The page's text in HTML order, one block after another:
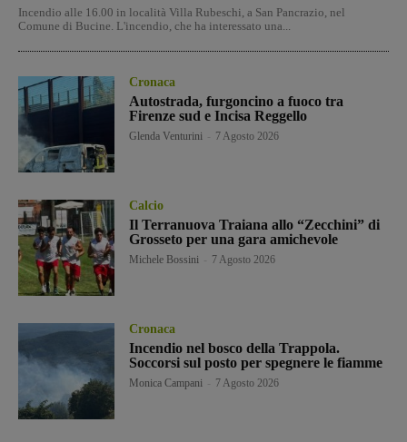
Incendio alle 16.00 in località Villa Rubeschi, a San Pancrazio, nel
Comune di Bucine. L'incendio, che ha interessato una...
Cronaca
Autostrada, furgoncino a fuoco tra
Firenze sud e Incisa Reggello
Glenda Venturini 7 Agosto 2026
Calcio
Il Terranuova Traiana allo “Zecchini” di
Grosseto per una gara amichevole
Michele Bossini 7 Agosto 2026
Cronaca
Incendio nel bosco della Trappola.
Soccorsi sul posto per spegnere le fiamme
Monica Campani 7 Agosto 2026